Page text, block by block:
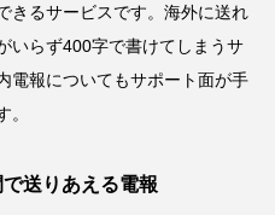
きるサービスです。海外に送れ
いらず400字で書けてしまうサ
電報についてもサポート面が手
。
送りあえる電報